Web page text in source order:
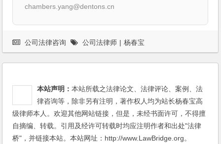
chambers.yang@dentons.cn
公司法律咨询 公司法律师 | 杨春宝
本站声明：本站所载之法律论文、法律评论、案例、法
律咨询等，除非另有注明，著作权人均为站长杨春宝高
级律师本人。欢迎其他网站链接，但是，未经书面许可，不得擅
自摘编、转载。引用及经许可转载时均应注明作者和出处"法律
桥"，并链接本站。本站网址：http://www.LawBridge.org。